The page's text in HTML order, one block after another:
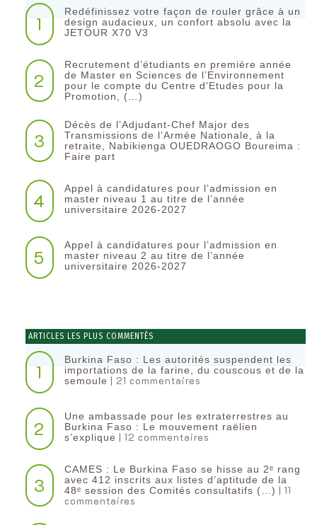
1
Redéfinissez votre façon de rouler grâce à un
design audacieux, un confort absolu avec la
JETOUR X70 V3
2
Recrutement d’étudiants en première année
de Master en Sciences de l’Environnement
pour le compte du Centre d’Etudes pour la
Promotion, (…)
3
Décès de l’Adjudant-Chef Major des
Transmissions de l’Armée Nationale, à la
retraite, Nabikienga OUEDRAOGO Boureima :
Faire part
4
Appel à candidatures pour l’admission en
master niveau 1 au titre de l’année
universitaire 2026-2027
5
Appel à candidatures pour l’admission en
master niveau 2 au titre de l’année
universitaire 2026-2027
ARTICLES LES PLUS COMMENTÉS
1
Burkina Faso : Les autorités suspendent les
importations de la farine, du couscous et de la
semoule | 21 commentaires
2
Une ambassade pour les extraterrestres au
Burkina Faso : Le mouvement raëlien
s’explique | 12 commentaires
3
CAMES : Le Burkina Faso se hisse au 2ᵉ rang
avec 412 inscrits aux listes d’aptitude de la
48ᵉ session des Comités consultatifs (…) | 11
commentaires